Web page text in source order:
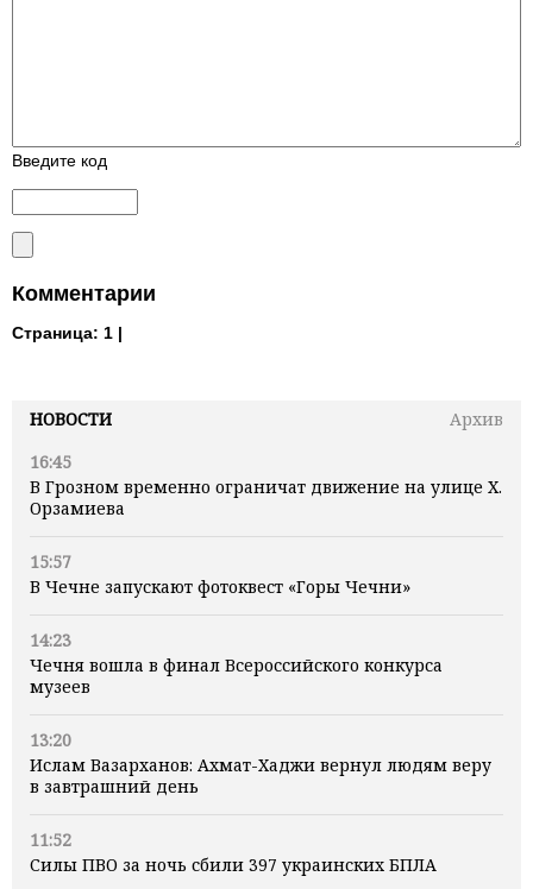
НОВОСТИ
Архив
16:45
В Грозном временно ограничат движение на улице Х.
Орзамиева
15:57
В Чечне запускают фотоквест «Горы Чечни»
14:23
Чечня вошла в финал Всероссийского конкурса
музеев
13:20
Ислам Вазарханов: Ахмат-Хаджи вернул людям веру
в завтрашний день
11:52
Силы ПВО за ночь сбили 397 украинских БПЛА
Введите код
Комментарии
Страница: 1 |